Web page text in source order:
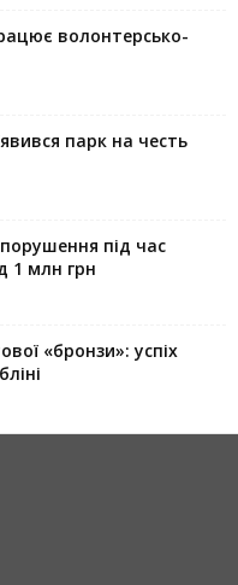
волонтерсько-
парк на честь
під час
1 млн грн
«бронзи»: успіх